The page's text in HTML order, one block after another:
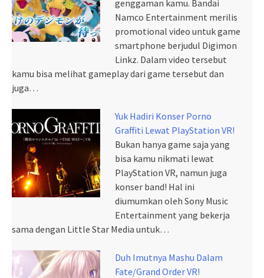
genggaman kamu. Bandai
Namco Entertainment merilis
promotional video untuk game
smartphone berjudul Digimon
Linkz. Dalam video tersebut
kamu bisa melihat gameplay dari game tersebut dan
juga…
Yuk Hadiri Konser Porno
Graffiti Lewat PlayStation VR!
Bukan hanya game saja yang
bisa kamu nikmati lewat
PlayStation VR, namun juga
konser band! Hal ini
diumumkan oleh Sony Music
Entertainment yang bekerja
sama dengan Little Star Media untuk…
Duh Imutnya Mashu Dalam
Fate/Grand Order VR!